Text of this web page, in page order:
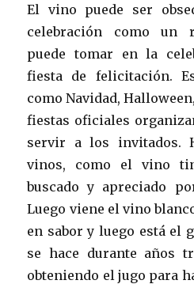
El vino puede ser
celebración como un
puede tomar en la
fiesta de felicitación.
como Navidad,
fiestas oficiales
servir a los invitados.
vinos, como el vino
buscado y apreciado
Luego viene el vino
en sabor y luego está el
se hace durante años
obteniendo el jugo para